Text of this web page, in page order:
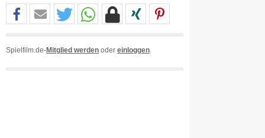
Spielfilm.de-Mitglied werden oder einloggen